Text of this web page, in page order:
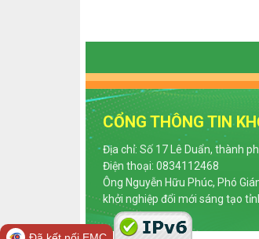
CỔNG THÔNG TIN
Địa chỉ: Số 17 Lê Duẩn, thành
Điện thoại: 0834112468
Ông Nguyễn Hữu Phúc, Phó
khởi nghiệp đổi mới sáng tạo